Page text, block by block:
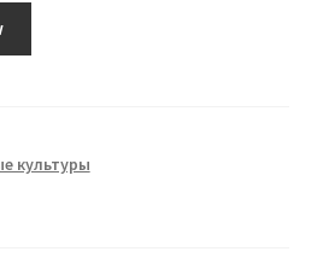
культуры